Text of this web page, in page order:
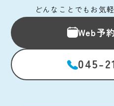
どんなことでもお気
Web予
045-